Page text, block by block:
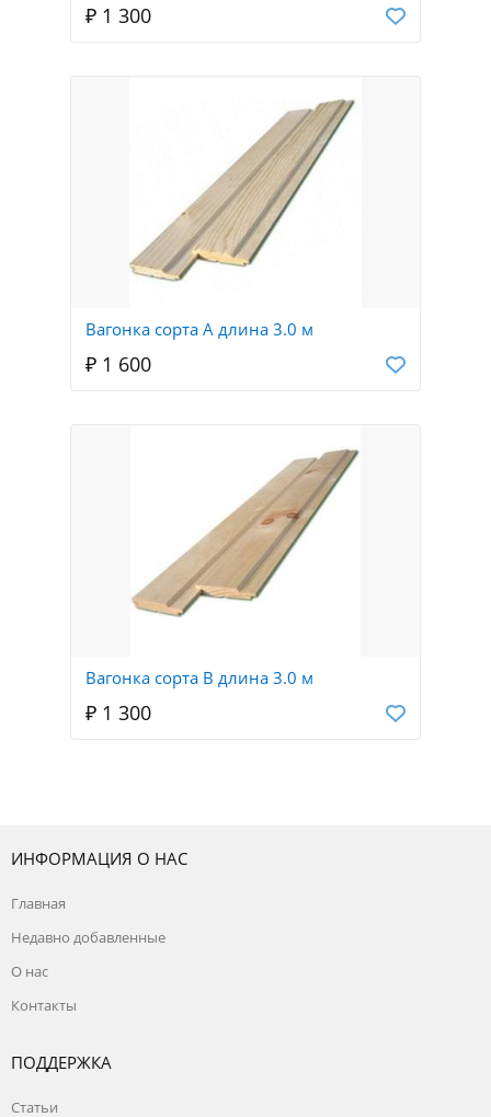
₽ 1 300
Вагонка сорта А длина 3.0 м
₽ 1 600
Вагонка сорта В длина 3.0 м
₽ 1 300
ИНФОРМАЦИЯ О НАС
Главная
Недавно добавленные
О нас
Контакты
ПОДДЕРЖКА
Статьи